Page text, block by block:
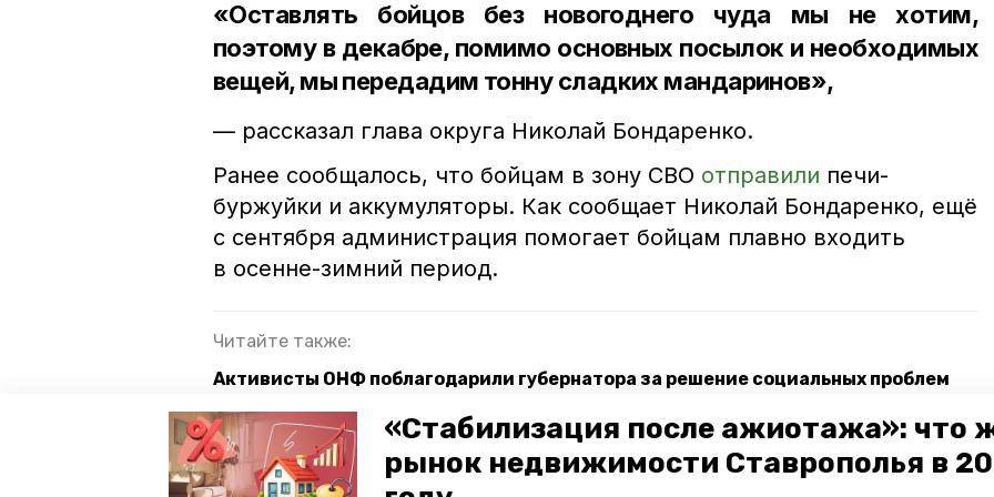
«Стабилизация после ажиотажа»: что
рынок недвижимости Ставрополья в
«Оставлять бойцов без новогоднего чуда мы не хотим,
поэтому в декабре, помимо основных посылок и необходимых
вещей, мы передадим тонну сладких мандаринов»,
— рассказал глава округа Николай Бондаренко.
Ранее сообщалось, что бойцам в зону СВО отправили печи-
буржуйки и аккумуляторы. Как сообщает Николай Бондаренко, ещё
с сентября администрация помогает бойцам плавно входить
в осенне-зимний период.
Читайте также:
Активисты ОНФ поблагодарили губернатора за решение социальных проблем
Станичную школу Предгорного округа капитально отремонтируют благодаря
региональному проекту